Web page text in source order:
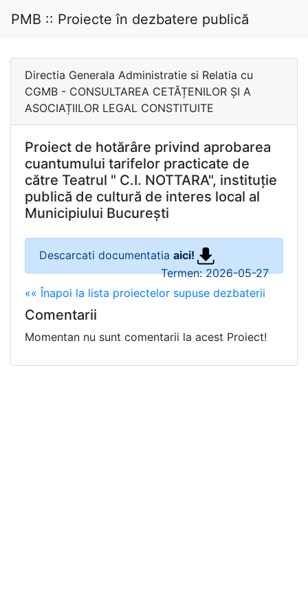
PMB :: Proiecte în dezbatere publică
Directia Generala Administratie si Relatia cu
CGMB - CONSULTAREA CETĂȚENILOR ȘI A
ASOCIAȚIILOR LEGAL CONSTITUITE
Proiect de hotărâre privind aprobarea
cuantumului tarifelor practicate de
către Teatrul " C.I. NOTTARA", instituție
publică de cultură de interes local al
Municipiului București
Descarcati documentatia aici!
Termen: 2026-05-27
«« Înapoi la lista proiectelor supuse dezbaterii
Comentarii
Momentan nu sunt comentarii la acest Proiect!